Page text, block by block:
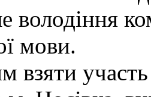
володіння
мови.
взяти участь